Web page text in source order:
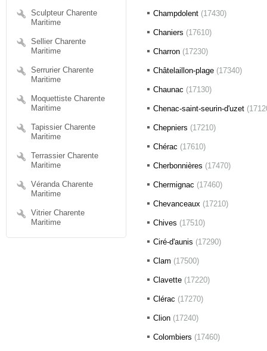
Sculpteur Charente
Maritime
Sellier Charente
Maritime
Serrurier Charente
Maritime
Moquettiste Charente
Maritime
Tapissier Charente
Maritime
Terrassier Charente
Maritime
Véranda Charente
Maritime
Vitrier Charente
Maritime
Champdolent (17430)
Chaniers (17610)
Charron (17230)
Châtelaillon-plage (17340)
Chaunac (17130)
Chenac-saint-seurin-d'uzet
Chepniers (17210)
Chérac (17610)
Cherbonnières (17470)
Chermignac (17460)
Chevanceaux (17210)
Chives (17510)
Ciré-d'aunis (17290)
Clam (17500)
Clavette (17220)
Clérac (17270)
Clion (17240)
Colombiers (17460)